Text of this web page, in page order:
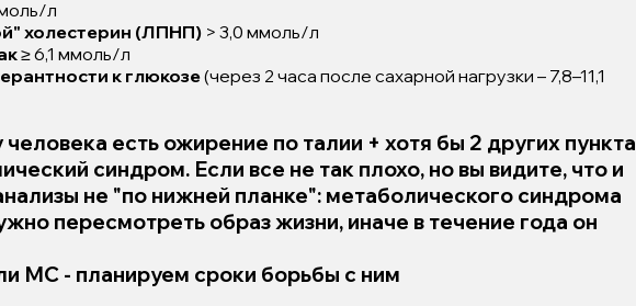
л
холестерин (ЛПНП) > 3,0 ммоль/л
≥ 6,1 ммоль/л
к глюкозе(через 2 часа после сахарной нагрузки – 7,8–11,1
есть ожирение по талии + хотя бы 2 других пункта
синдром. Если все не так плохо, но вы видите, что и
не "по нижней планке": метаболического синдрома
пересмотреть образ жизни, иначе в течение года он
МС - планируем сроки борьбы с ним